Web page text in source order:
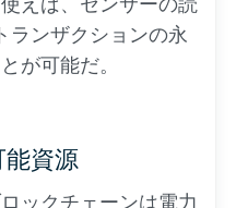
ランザクションの永
が可能だ。
資源
ックチェーンは電力